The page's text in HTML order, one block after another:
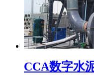
CCA数字水